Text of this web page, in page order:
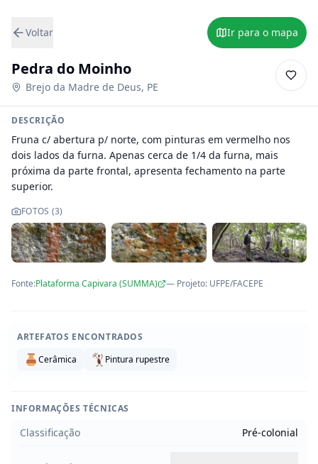
Voltar Ir para o mapa
Pedra do Moinho
Brejo da Madre de Deus, PE
DESCRIÇÃO
Fruna c/ abertura p/ norte, com pinturas em vermelho nos
dois lados da furna. Apenas cerca de 1/4 da furna, mais
próxima da parte frontal, apresenta fechamento na parte
superior.
FOTOS (3)
Fonte:Plataforma Capivara (SUMMA) — Projeto: UFPE/FACEPE
ARTEFATOS ENCONTRADOS
Cerâmica
Pintura rupestre
INFORMAÇÕES TÉCNICAS
Classificação Pré-colonial